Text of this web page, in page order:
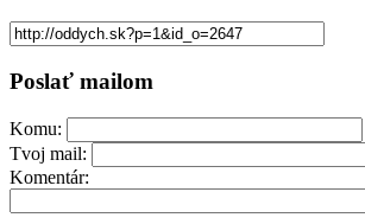
Poslať mailom
Komu:
Tvoj mail:
Komentár: